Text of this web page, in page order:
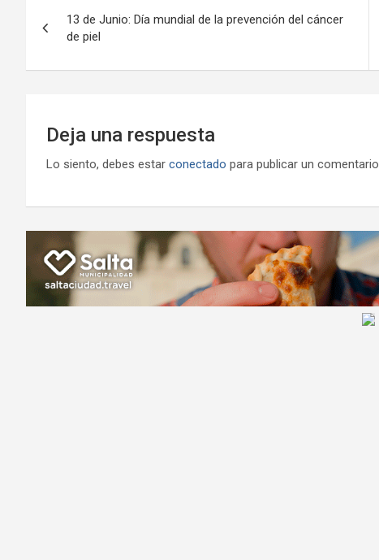
o
k
p
m
M er
de
entradas
13 de Junio: Día mundial de la prevención del cáncer
de piel
Deja una respuesta
Lo siento, debes estar conectado para publicar un comentario.